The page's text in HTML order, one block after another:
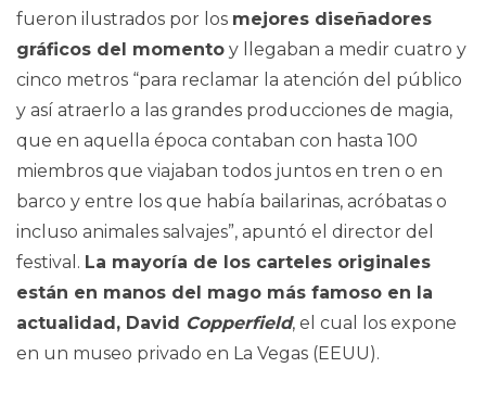
fueron ilustrados por los mejores diseñadores
gráficos del momento y llegaban a medir cuatro y
cinco metros “para reclamar la atención del público
y así atraerlo a las grandes producciones de magia,
que en aquella época contaban con hasta 100
miembros que viajaban todos juntos en tren o en
barco y entre los que había bailarinas, acróbatas o
incluso animales salvajes”, apuntó el director del
festival. La mayoría de los carteles originales
están en manos del mago más famoso en la
actualidad, David Copperfield, el cual los expone
en un museo privado en La Vegas (EEUU).